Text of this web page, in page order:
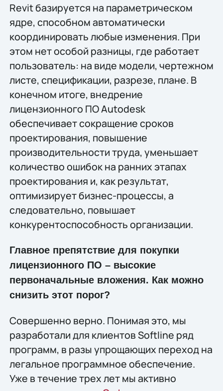
Revit базируется на параметрическом
ядре, способном автоматически
координировать любые изменения. При
этом нет особой разницы, где работает
пользователь: на виде модели, чертежном
листе, спецификации, разрезе, плане. В
конечном итоге, внедрение
лицензионного ПО Autodesk
обеспечивает сокращение сроков
проектирования, повышение
производительности труда, уменьшает
количество ошибок на ранних этапах
проектирования и, как результат,
оптимизирует бизнес-процессы, а
следовательно, повышает
конкурентоспособность организации.
Главное препятствие для покупки
лицензионного ПО – высокие
первоначальные вложения. Как можно
снизить этот порог?
Совершенно верно. Понимая это, мы
разработали для клиентов Softline ряд
программ, в разы упрощающих переход на
легальное программное обеспечение.
Уже в течение трех лет мы активно